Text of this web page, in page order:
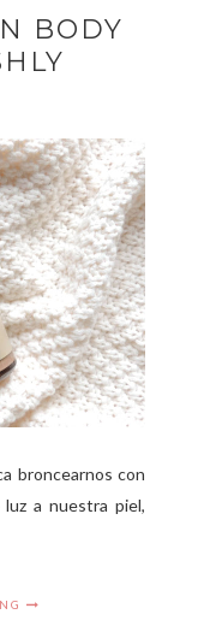
BODY
broncearnos con
a nuestra piel,